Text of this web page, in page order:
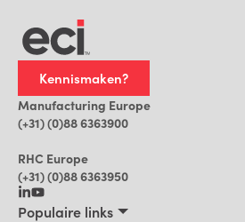
Kennismaken?
Manufacturing Europe
(+31) (0)88 6363900
RHC Europe
(+31) (0)88 6363950
Populaire links